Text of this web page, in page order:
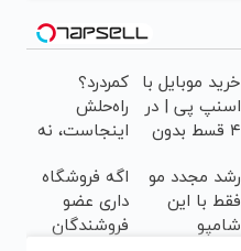
خرید موبایل با
اسنپ پی | در
۴ قسط بدون
کمردرد؟
راه‌حلش
اینجاست، نه
رشد مجدد مو
فقط با این
شامپو
اگه فروشگاه
داری عضو
فروشندگان